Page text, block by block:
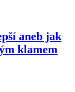
aneb jak
klamem